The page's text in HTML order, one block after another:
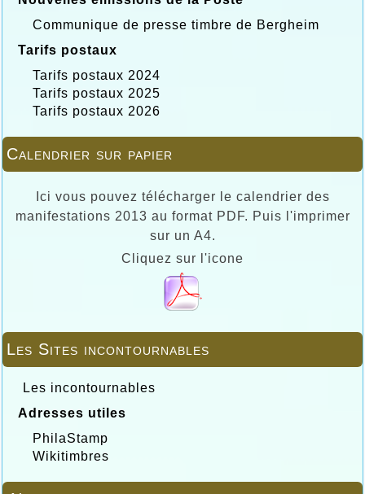
Communique de presse timbre de Bergheim
Tarifs postaux
Tarifs postaux 2024
Tarifs postaux 2025
Tarifs postaux 2026
Calendrier sur papier
Ici vous pouvez télécharger le calendrier des
manifestations 2013 au format PDF. Puis l'imprimer
sur un A4.
Cliquez sur l'icone
Les Sites incontournables
Les incontournables
Adresses utiles
PhilaStamp
Wikitimbres